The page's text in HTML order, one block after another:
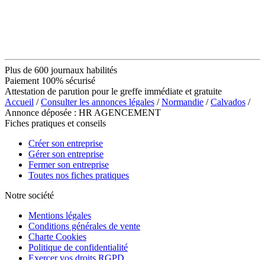
Plus de 600 journaux habilités
Paiement 100% sécurisé
Attestation de parution pour le greffe immédiate et gratuite
Accueil /Consulter les annonces légales /Normandie /Calvados /
Annonce déposée : HR AGENCEMENT
Fiches pratiques et conseils
Créer son entreprise
Gérer son entreprise
Fermer son entreprise
Toutes nos fiches pratiques
Notre société
Mentions légales
Conditions générales de vente
Charte Cookies
Politique de confidentialité
Exercer vos droits RGPD